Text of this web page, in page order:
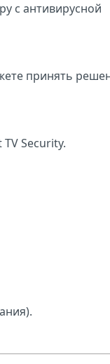
с антивирусной
принять
Security.